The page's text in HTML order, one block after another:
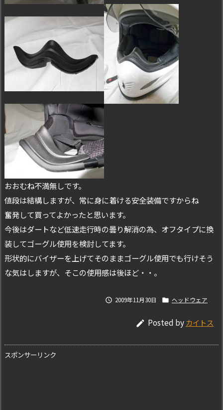
おおむね不満無しです。
値段は結構しますが、常に身に着ける安全装備ですからね
奮発して買ってよかったと思います。
今後はダートなど低速走行時の曇り解消の為、オフタイプに換
装してゴーグル使用を検討してます。
形状的にバイザーを上げてそのままゴーグル使用でも行けそう
な気はしますが、そこの使用感は後ほど・・。
 2009年11月30日  ヘッドウェア
 Posted byカイトス
スポンサーリンク